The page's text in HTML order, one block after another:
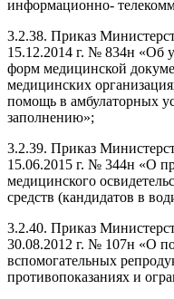
информационно-
3.2.38. Приказ
15.12.2014 г. № 834н «Об
форм медицинской
медицинских
помощь в амбулаторных
заполнению»;
3.2.39. Приказ
15.06.2015 г. № 344н «О
медицинского
средств (кандидатов в
3.2.40. Приказ
30.08.2012 г. № 107н «О
вспомогательных
противопоказаниях и